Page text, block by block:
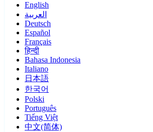
English
العربية
Deutsch
Español
Français
हिन्दी
Bahasa Indonesia
Italiano
日本語
한국어
Polski
Português
Tiếng Việt
中文(简体)